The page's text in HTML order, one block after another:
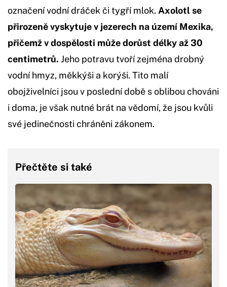
označení vodní dráček či tygří mlok. Axolotl se
přirozeně vyskytuje v jezerech na území Mexika,
přičemž v dospělosti může dorůst délky až 30
centimetrů. Jeho potravu tvoří zejména drobný
vodní hmyz, měkkýši a korýši. Tito malí
obojživelníci jsou v poslední době s oblibou chováni
i doma, je však nutné brát na vědomí, že jsou kvůli
své jedinečnosti chráněni zákonem.
Přečtěte si také